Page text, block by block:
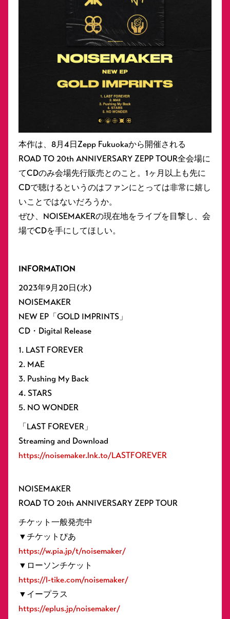
本作は、8月4日Zepp Fukuokaから開催される
ROAD TO 20th ANNIVERSARY ZEPP TOUR全会場に
てCDのみ会場先行販売とのこと。1ヶ月以上も先に
CDで聴けるというのはファンにとっては非常に嬉し
いことではないだろうか。
ぜひ、NOISEMAKERの現在地をライブを目撃し、会
場でCDを手にしてほしい。
INFORMATION
2023年9月20日(水)
NOISEMAKER
NEW EP「GOLD IMPRINTS」
CD・Digital Release
1. LAST FOREVER
2. MAE
3. Pushing My Back
4. STARS
5. NO WONDER
「LAST FOREVER」
Streaming and Download
https://noisemaker.lnk.to/LASTFOREVER
NOISEMAKER
ROAD TO 20th ANNIVERSARY ZEPP TOUR
チケット一般発売中
▼チケットぴあ
https://w.pia.jp/t/noisemaker/
▼ローソンチケット
https://l-tike.com/noisemaker/
▼イープラス
https://eplus.jp/noisemaker/